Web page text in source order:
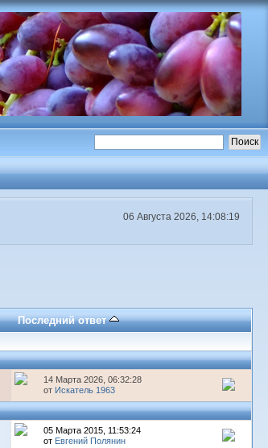
06 Августа 2026, 14:08:19
Последний ответ
14 Марта 2026, 06:32:28
от Искатель 1963
05 Марта 2015, 11:53:24
от Евгений Полянин